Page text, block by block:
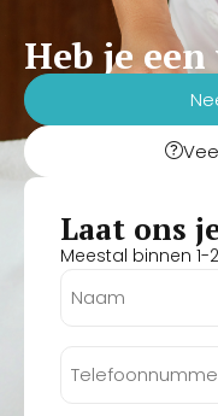
Heb je
Laat ons
Meestal binnen 1-